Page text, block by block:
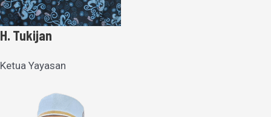
H. Tukijan
Ketua Yayasan